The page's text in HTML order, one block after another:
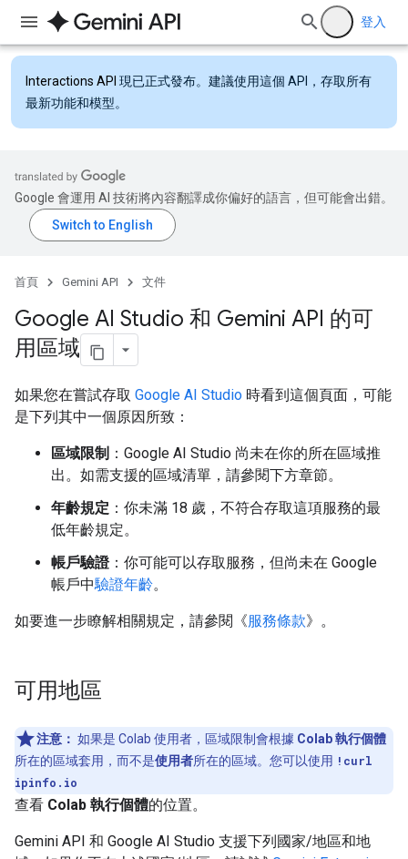
登入
Interactions API 現已正式發布。建議使用這個 API，存取所有
最新功能和模型。
Google 會運用 AI 技術將內容翻譯成你偏好的語言，但可能會出錯。
首頁 Gemini API 文件
Google AI Studio 和 Gemini API 的可
用區域
如果您在嘗試存取 Google AI Studio 時看到這個頁面，可能
是下列其中一個原因所致：
區域限制 ：Google AI Studio 尚未在你的所在區域推
出。如需支援的區域清單，請參閱下方章節。
年齡規定 ：你未滿 18 歲，不符合存取這項服務的最
低年齡規定。
帳戶驗證：你可能可以存取服務，但尚未在 Google
帳戶中驗證年齡。
如要進一步瞭解相關規定，請參閱《服務條款》。
可用地區
注意： 如果是 Colab 使用者，區域限制會根據 Colab 執行個體
所在的區域套用，而不是使用者所在的區域。您可以使用 !curl
ipinfo.io
查看 Colab 執行個體的位置。
Gemini API 和 Google AI Studio 支援下列國家/地區和地